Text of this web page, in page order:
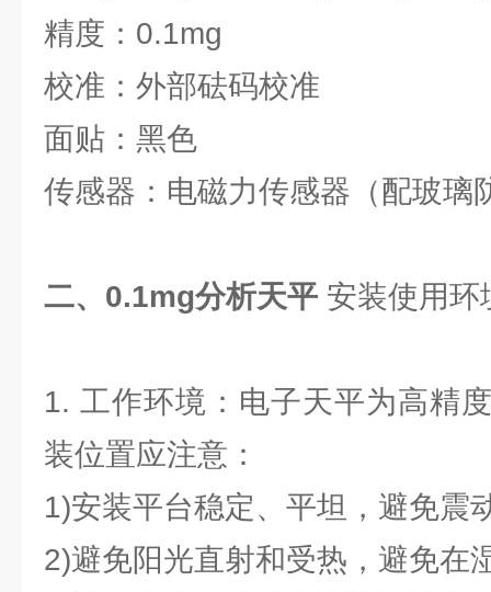
精度：0.1mg
校准：外部砝码校准
面贴：黑色
传感器：电磁力传感器（配玻璃
二、0.1mg分析天平 安装使用环
1. 工作环境：电子天平为高精
装位置应注意：
1)安装平台稳定、平坦，避免震
2)避免阳光直射和受热，避免在